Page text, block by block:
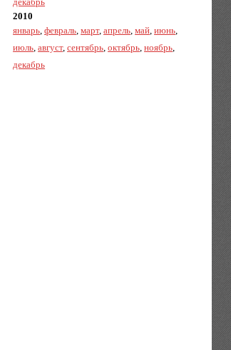
2010
январь,февраль,март,апрель,май,июнь,
июль,август,сентябрь,октябрь,ноябрь,
декабрь